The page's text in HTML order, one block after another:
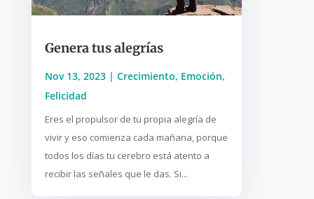
Genera tus alegrías
Nov 13, 2023| Crecimiento, Emoción,
Felicidad
Eres el propulsor de tu propia alegría de
vivir y eso comienza cada mañana, porque
todos los días tu cerebro está atento a
recibir las señales que le das. Si...